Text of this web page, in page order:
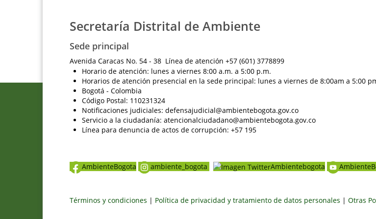
Secretaría Distrital de Ambiente
Sede principal
Avenida Caracas No. 54 - 38 Línea de atención +57 (601) 3778899
Horario de atención: lunes a viernes 8:00 a.m. a 5:00 p.m.
Horarios de atención presencial en la sede principal: lunes a viernes de 8:00am a 5:00
Bogotá - Colombia
Código Postal: 110231324
Notificaciones judiciales: defensajudicial@ambientebogota.gov.co
Servicio a la ciudadanía: atencionalciudadano@ambientebogota.gov.co
Línea para denuncia de actos de corrupción: +57 195
AmbienteBogota ambiente_bogota Ambientebogota
Términos y condiciones | Política de privacidad y tratamiento de datos personales | Otras